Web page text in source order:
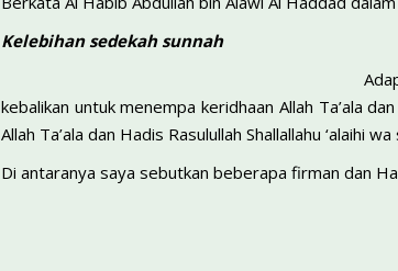
Kelebihan sedekah sunnah
kebalikan untuk menempa keridhaan Allah Ta’ala
Allah Ta’ala dan Hadis Rasulullah Shallallahu ‘alaihi
Di antaranya saya sebutkan beberapa firman dan